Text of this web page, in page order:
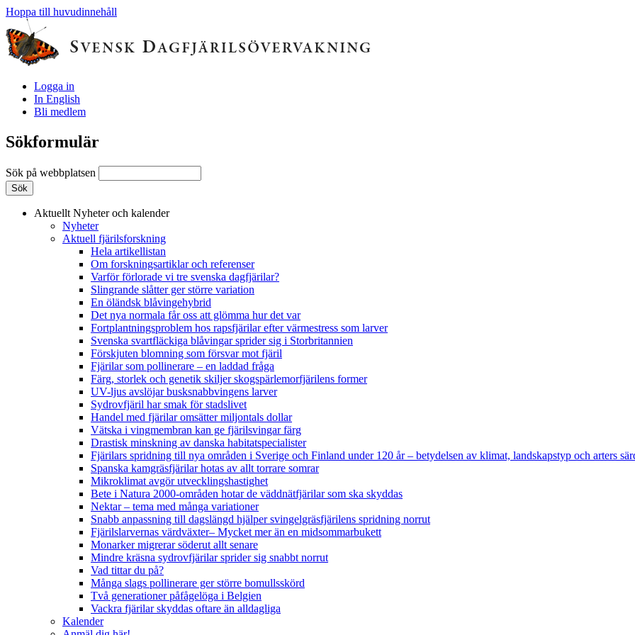
Hoppa till huvudinnehåll
Logga in
In English
Bli medlem
Sökformulär
Sök på webbplatsen
Aktuellt Nyheter och kalender
Nyheter
Aktuell fjärilsforskning
Hela artikellistan
Om forskningsartiklar och referenser
Varför förlorade vi tre svenska dagfjärilar?
Slingrande slåtter ger större variation
En öländsk blåvingehybrid
Det nya normala får oss att glömma hur det var
Fortplantningsproblem hos rapsfjärilar efter värmestress som larver
Svenska svartfläckiga blåvingar sprider sig i Storbritannien
Förskjuten blomning som försvar mot fjäril
Fjärilar som pollinerare – en laddad fråga
Färg, storlek och genetik skiljer skogspärlemorfjärilens former
UV-ljus avslöjar busksnabbvingens larver
Sydrovfjäril har smak för stadslivet
Handel med fjärilar omsätter miljontals dollar
Vätska i vingmembran kan ge fjärilsvingar färg
Drastisk minskning av danska habitatspecialister
Fjärilars spridning till nya områden i Sverige och Finland under 120 år– betydelsen av klimat, landskapstyp och arters
Spanska kamgräsfjärilar hotas av allt torrare somrar
Mikroklimat avgör utvecklingshastighet
Bete i Natura 2000-områden hotar de väddnätfjärilar som ska skyddas
Nektar – tema med många variationer
Snabb anpassning till dagslängd hjälper svingelgräsfjärilens spridning norrut
Fjärilslarvernas värdväxter– Mycket mer än en midsommarbukett
Monarker migrerar söderut allt senare
Mindre kräsna sydrovfjärilar sprider sig snabbt norrut
Vad tittar du på?
Många slags pollinerare ger större bomullsskörd
Två generationer påfågelöga i Belgien
Vackra fjärilar skyddas oftare än alldagliga
Kalender